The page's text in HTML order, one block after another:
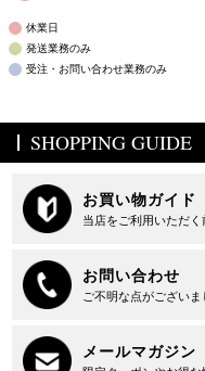
休業日
発送業務のみ
受注・お問い合わせ業務のみ
SHOPPING GUIDE